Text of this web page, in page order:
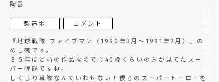
陶器
製造地 コメント
『地球戦隊 ファイブマン（1990年3月～1991年2月）』の
めし碗です。
３５年ほど前の作品なので今40歳くらいの方が見てたスー
パー戦隊ですね。
しくじり戦隊なんていわせない！僕らのスーパーヒーローを